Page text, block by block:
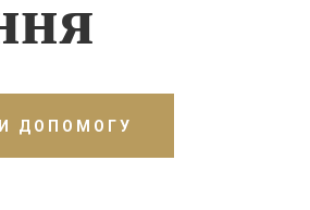
ДОПОМОГУ